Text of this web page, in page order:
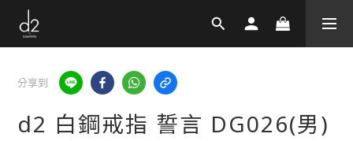
分享到
d2 白鋼戒指 誓言 DG026(男)